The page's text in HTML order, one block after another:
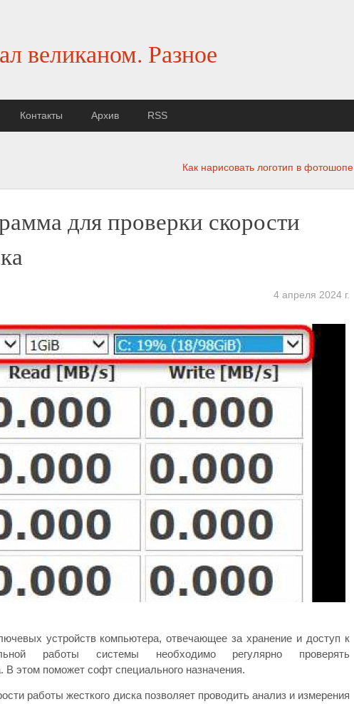
великаном. Разное
Контакты Архив RSS
Как нарисовать логотип в фотошопе
для проверки скорости
4 апреля 2024 г.
устройств компьютера, отвечающее за хранение и доступ к
работы системы необходимо регулярно проверять
В этом поможет софт специального назначения.
работы жесткого диска позволяет проводить анализ и измерения